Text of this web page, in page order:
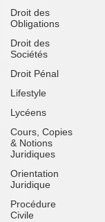
Droit des
Obligations
Droit des
Sociétés
Droit Pénal
Lifestyle
Lycéens
Cours, Copies
& Notions
Juridiques
Orientation
Juridique
Procédure
Civile